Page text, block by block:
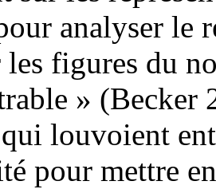
analyser le
les figures du
» (Becker
louvoient
pour mettre